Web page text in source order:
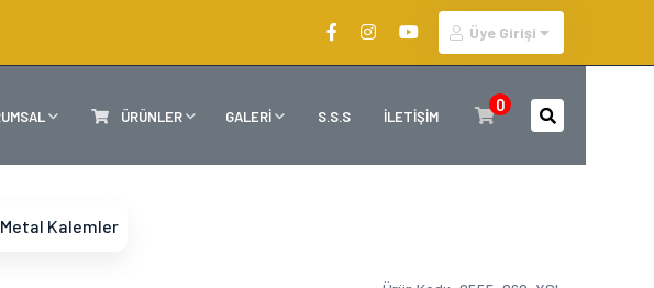
Üye Girişi
ÜRÜNLER GALERİ S.S.S İLETİŞİM
0
Metal Kalemler